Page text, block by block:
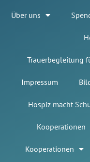
Über uns
Trauerbegleitung
Impressum
Hospiz macht
Kooperationen
Kooperationen